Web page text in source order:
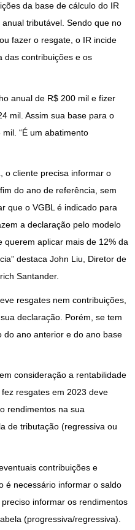
da base de cálculo do IR
tributável. Sendo que no
fazer o resgate, o IR incide
das contribuições e os
anual de R$ 200 mil e fizer
mil. Assim sua base para o
“É um abatimento
o cliente precisa informar o
do ano de referência, sem
que o VGBL é indicado para
a declaração pelo modelo
querem aplicar mais de 12% da
destaca John Liu, Diretor de
Santander.
resgates nem contribuições,
declaração. Porém, se tem
do ano anterior e do ano base
consideração a rentabilidade
resgates em 2023 deve
rendimentos na sua
de tributação (regressiva ou
contribuições e
é necessário informar o saldo
informar os rendimentos
(progressiva/regressiva).